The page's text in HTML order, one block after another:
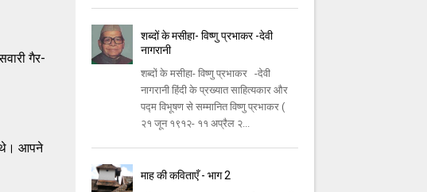
गैर-
थे। आपने
शब्दों के मसीहा- विष्णु प्रभाकर -देवी
नागरानी
शब्दों के मसीहा- विष्णु प्रभाकर -देवी
नागरानी हिंदी के प्रख्यात साहित्यकार और
पद्म विभूषण से सम्मानित विष्णु प्रभाकर (
२१ जून १९१२- ११ अप्रैल २...
माह की कविताएँ - भाग 2